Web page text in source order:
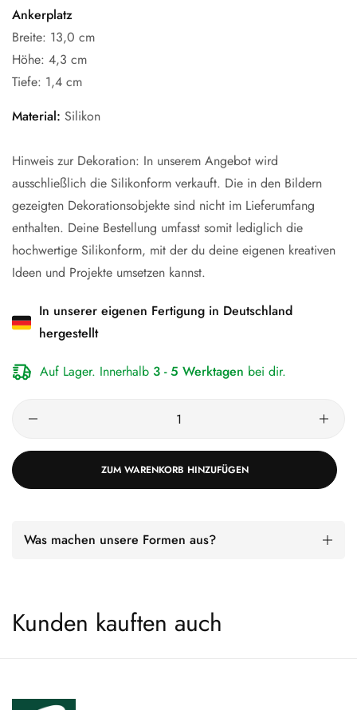
Ankerplatz
Breite: 13,0 cm
Höhe: 4,3 cm
Tiefe: 1,4 cm
Material: Silikon
Hinweis zur Dekoration: In unserem Angebot wird
ausschließlich die Silikonform verkauft. Die in den Bildern
gezeigten Dekorationsobjekte sind nicht im Lieferumfang
enthalten. Deine Bestellung umfasst somit lediglich die
hochwertige Silikonform, mit der du deine eigenen kreativen
Ideen und Projekte umsetzen kannst.
In unserer eigenen Fertigung in Deutschland
hergestellt
Auf Lager. Innerhalb 3 - 5 Werktagen bei dir.
ZUM WARENKORB HINZUFÜGEN
Was machen unsere Formen aus?
Kunden kauften auch